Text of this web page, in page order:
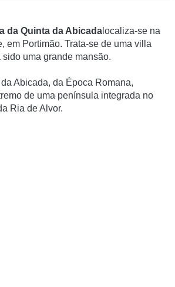
da Quinta da Abicada localiza-se na
em Portimão. Trata-se de uma villa
sido uma grande mansão.
Abicada, da Época Romana,
de uma península integrada no
Ria de Alvor.